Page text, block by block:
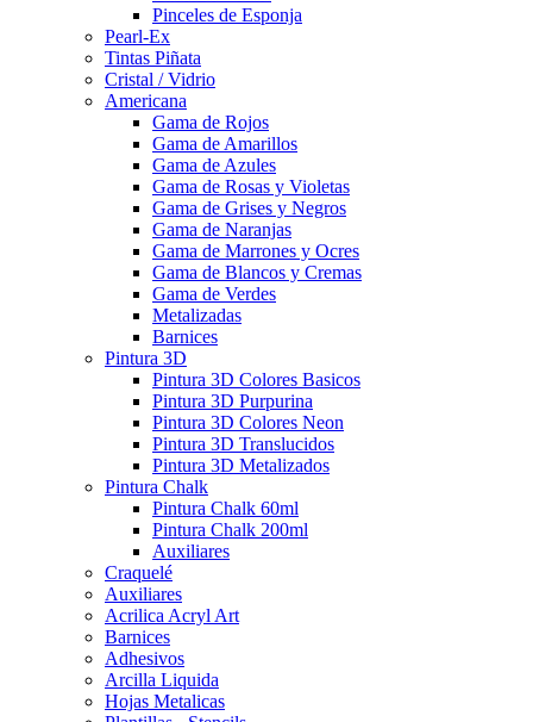
Pinceles de Esponja
Pearl-Ex
Tintas Piñata
Cristal / Vidrio
Americana
Gama de Rojos
Gama de Amarillos
Gama de Azules
Gama de Rosas y Violetas
Gama de Grises y Negros
Gama de Naranjas
Gama de Marrones y Ocres
Gama de Blancos y Cremas
Gama de Verdes
Metalizadas
Barnices
Pintura 3D
Pintura 3D Colores Basicos
Pintura 3D Purpurina
Pintura 3D Colores Neon
Pintura 3D Translucidos
Pintura 3D Metalizados
Pintura Chalk
Pintura Chalk 60ml
Pintura Chalk 200ml
Auxiliares
Craquelé
Auxiliares
Acrilica Acryl Art
Barnices
Adhesivos
Arcilla Liquida
Hojas Metalicas